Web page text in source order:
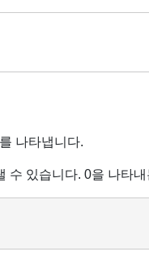
나타냅니다.
수 있습니다. 0을 나타